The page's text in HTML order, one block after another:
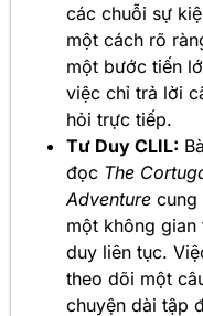
các chuỗi sự
một cách rõ
một bước tiến
việc chỉ trả lời
hỏi trực tiếp.
Tư Duy CLIL:
đọc The
Adventure cung
một không gian
duy liên tục.
theo dõi một
chuyện dài tập